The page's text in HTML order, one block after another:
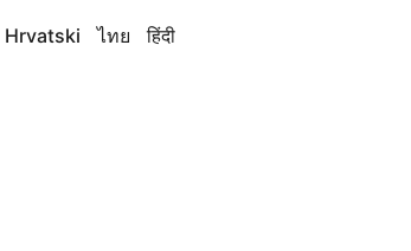
Hrvatski ไทย हिंदी